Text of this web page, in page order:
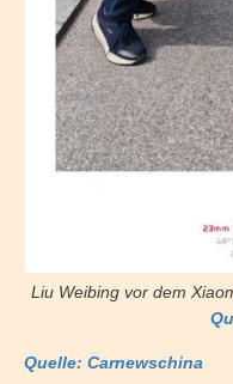
Liu Weibing vor dem
Quelle: Carnewschina